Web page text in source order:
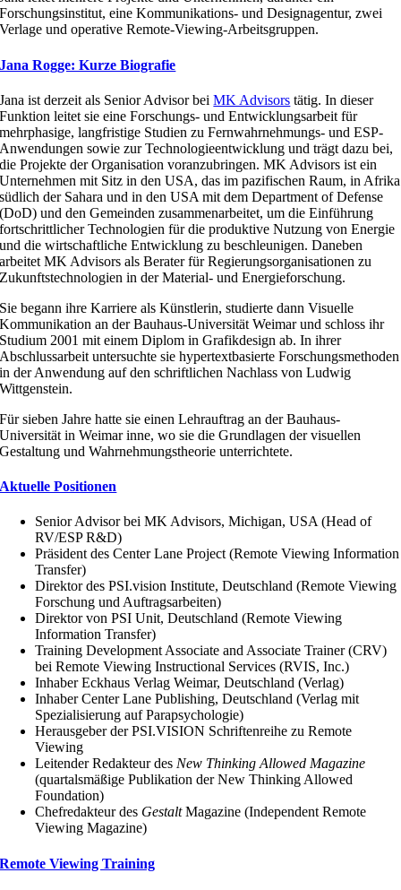
Forschungsinstitut, eine Kommunikations- und Designagentur, zwei
Verlage und operative Remote-Viewing-Arbeitsgruppen.
Jana Rogge: Kurze Biografie
Jana ist derzeit als Senior Advisor beiMK Advisors tätig. In dieser
Funktion leitet sie eine Forschungs- und Entwicklungsarbeit für
mehrphasige, langfristige Studien zu Fernwahrnehmungs- und ESP-
Anwendungen sowie zur Technologieentwicklung und trägt dazu bei,
die Projekte der Organisation voranzubringen. MK Advisors ist ein
Unternehmen mit Sitz in den USA, das im pazifischen Raum, in Afrika
südlich der Sahara und in den USA mit dem Department of Defense
(DoD) und den Gemeinden zusammenarbeitet, um die Einführung
fortschrittlicher Technologien für die produktive Nutzung von Energie
und die wirtschaftliche Entwicklung zu beschleunigen. Daneben
arbeitet MK Advisors als Berater für Regierungsorganisationen zu
Zukunftstechnologien in der Material- und Energieforschung.
Sie begann ihre Karriere als Künstlerin, studierte dann Visuelle
Kommunikation an der Bauhaus-Universität Weimar und schloss ihr
Studium 2001 mit einem Diplom in Grafikdesign ab. In ihrer
Abschlussarbeit untersuchte sie hypertextbasierte Forschungsmethoden
in der Anwendung auf den schriftlichen Nachlass von Ludwig
Wittgenstein.
Für sieben Jahre hatte sie einen Lehrauftrag an der Bauhaus-
Universität in Weimar inne, wo sie die Grundlagen der visuellen
Gestaltung und Wahrnehmungstheorie unterrichtete.
Aktuelle Positionen
Senior Advisor bei MK Advisors, Michigan, USA (Head of
RV/ESP R&D)
Präsident des Center Lane Project (Remote Viewing Information
Transfer)
Direktor des PSI.vision Institute, Deutschland (Remote Viewing
Forschung und Auftragsarbeiten)
Direktor von PSI Unit, Deutschland (Remote Viewing
Information Transfer)
Training Development Associate and Associate Trainer (CRV)
bei Remote Viewing Instructional Services (RVIS, Inc.)
Inhaber Eckhaus Verlag Weimar, Deutschland (Verlag)
Inhaber Center Lane Publishing, Deutschland (Verlag mit
Spezialisierung auf Parapsychologie)
Herausgeber der PSI.VISION Schriftenreihe zu Remote
Viewing
Leitender Redakteur desNew Thinking Allowed Magazine
(quartalsmäßige Publikation der New Thinking Allowed
Foundation)
Chefredakteur des GestaltMagazine (Independent Remote
Viewing Magazine)
Remote Viewing Training